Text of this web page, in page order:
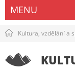
MENU
Kultura, vzdělání a